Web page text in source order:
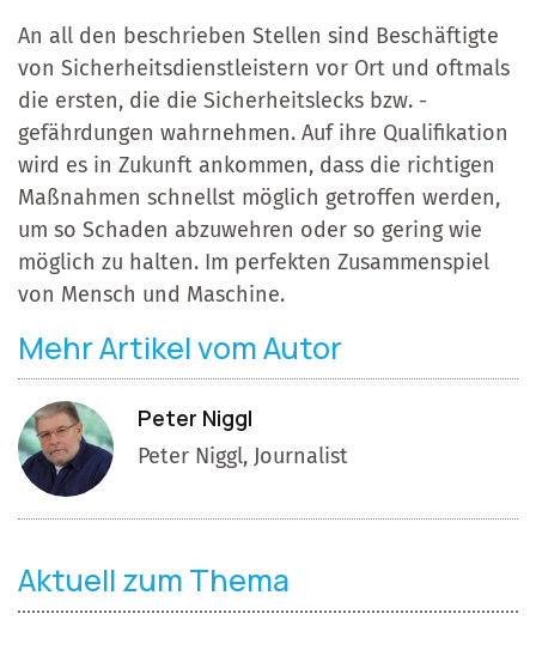
An all den beschrieben Stellen sind Beschäftigte
von Sicherheitsdienstleistern vor Ort und oftmals
die ersten, die die Sicherheitslecks bzw. -
gefährdungen wahrnehmen. Auf ihre Qualifikation
wird es in Zukunft ankommen, dass die richtigen
Maßnahmen schnellst möglich getroffen werden,
um so Schaden abzuwehren oder so gering wie
möglich zu halten. Im perfekten Zusammenspiel
von Mensch und Maschine.
Mehr Artikel vom Autor
Peter Niggl
Peter Niggl, Journalist
Aktuell zum Thema